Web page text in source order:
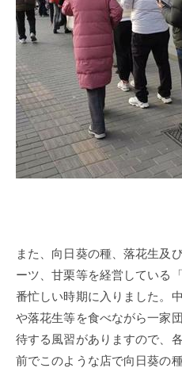
また、向日葵の種、落花生及
ーツ、甘栗等を経営している
番忙しい時期に入りました。
や落花生等を食べながら一家
待する風習がありますので、
前でこのような店で向日葵の